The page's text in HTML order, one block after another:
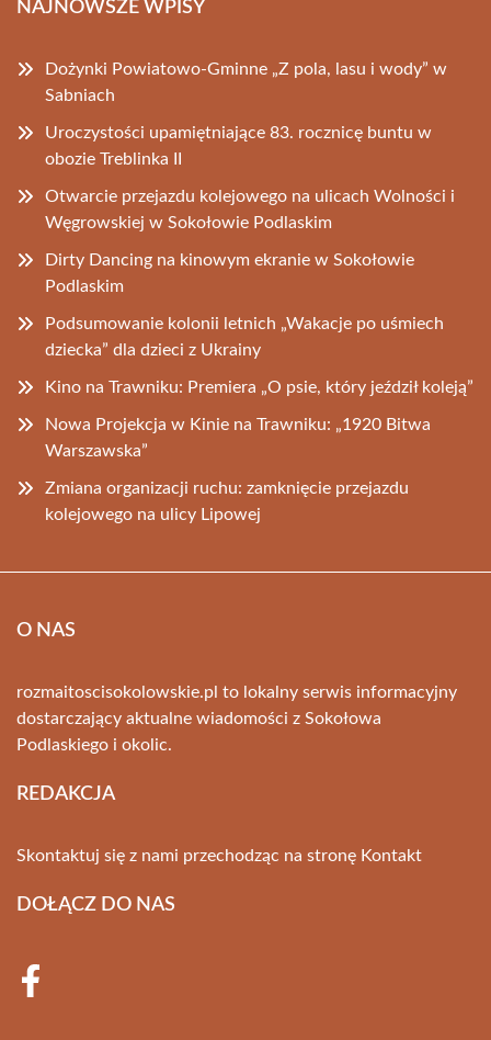
NAJNOWSZE WPISY
Dożynki Powiatowo-Gminne „Z pola, lasu i wody” w
Sabniach
Uroczystości upamiętniające 83. rocznicę buntu w
obozie Treblinka II
Otwarcie przejazdu kolejowego na ulicach Wolności i
Węgrowskiej w Sokołowie Podlaskim
Dirty Dancing na kinowym ekranie w Sokołowie
Podlaskim
Podsumowanie kolonii letnich „Wakacje po uśmiech
dziecka” dla dzieci z Ukrainy
Kino na Trawniku: Premiera „O psie, który jeździł koleją”
Nowa Projekcja w Kinie na Trawniku: „1920 Bitwa
Warszawska”
Zmiana organizacji ruchu: zamknięcie przejazdu
kolejowego na ulicy Lipowej
O NAS
rozmaitoscisokolowskie.pl to lokalny serwis informacyjny
dostarczający aktualne wiadomości z Sokołowa
Podlaskiego i okolic.
REDAKCJA
Skontaktuj się z nami przechodząc na stronę Kontakt
DOŁĄCZ DO NAS